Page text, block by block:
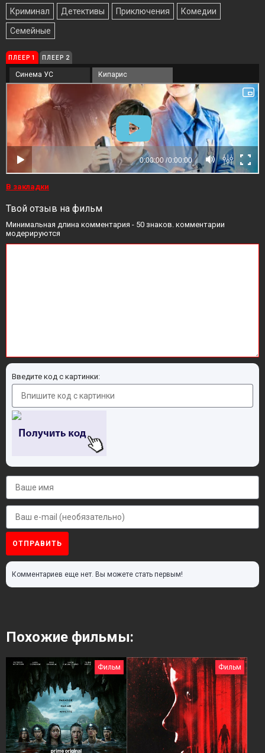
Криминал Детективы Приключения Комедии
Семейные
ПЛЕЕР 1 ПЛЕЕР 2
Синема УС Кипарис
В закладки
Твой отзыв на фильм
Минимальная длина комментария - 50 знаков. комментарии
модерируются
Введите код с картинки:
ОТПРАВИТЬ
Комментариев еще нет. Вы можете стать первым!
Похожие фильмы:
Фильм Фильм